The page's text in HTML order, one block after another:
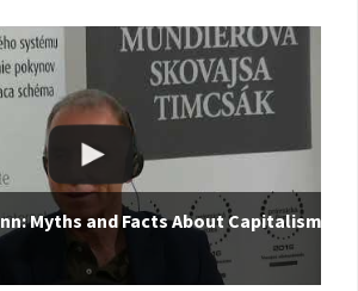
Myths and Facts About Capitalism |